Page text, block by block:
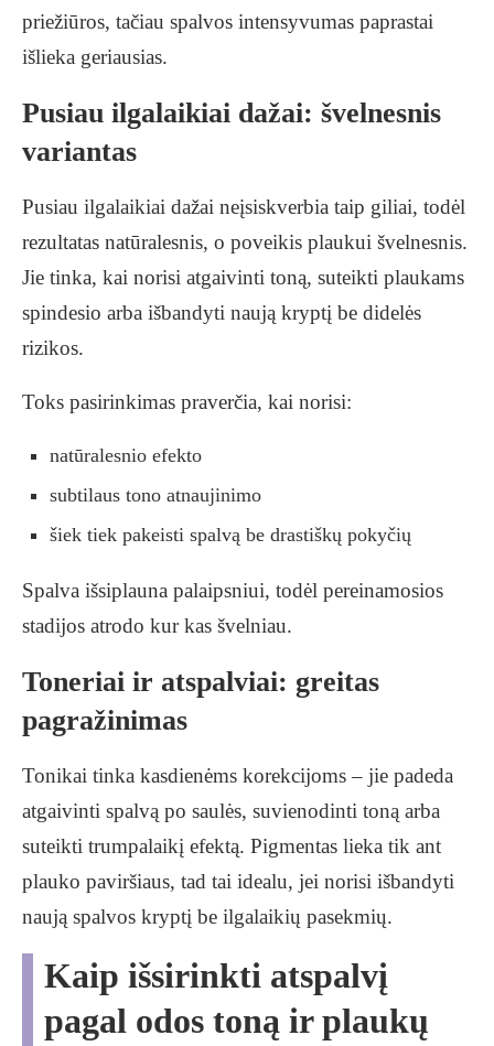
priežiūros, tačiau spalvos intensyvumas paprastai
išlieka geriausias.
Pusiau ilgalaikiai dažai: švelnesnis
variantas
Pusiau ilgalaikiai dažai neįsiskverbia taip giliai, todėl
rezultatas natūralesnis, o poveikis plaukui švelnesnis.
Jie tinka, kai norisi atgaivinti toną, suteikti plaukams
spindesio arba išbandyti naują kryptį be didelės
rizikos.
Toks pasirinkimas praverčia, kai norisi:
natūralesnio efekto
subtilaus tono atnaujinimo
šiek tiek pakeisti spalvą be drastiškų pokyčių
Spalva išsiplauna palaipsniui, todėl pereinamosios
stadijos atrodo kur kas švelniau.
Toneriai ir atspalviai: greitas
pagražinimas
Tonikai tinka kasdienėms korekcijoms – jie padeda
atgaivinti spalvą po saulės, suvienodinti toną arba
suteikti trumpalaikį efektą. Pigmentas lieka tik ant
plauko paviršiaus, tad tai idealu, jei norisi išbandyti
naują spalvos kryptį be ilgalaikių pasekmių.
Kaip išsirinkti atspalvį
pagal odos toną ir plaukų